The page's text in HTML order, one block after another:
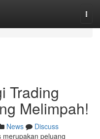
Trading
Melimpah!
News
Discuss
peluang